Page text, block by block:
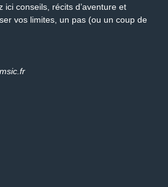
ici conseils, récits d’aventure et
vos limites, un pas (ou un coup de